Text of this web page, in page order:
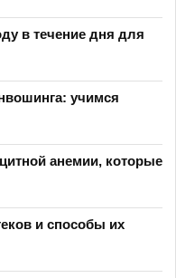
в течение дня для
учимся
анемии, которые
и способы их